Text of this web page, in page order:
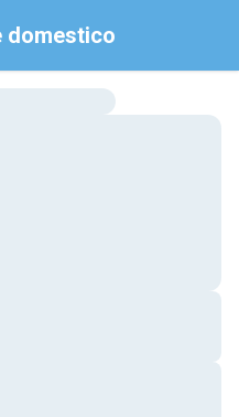
domestico